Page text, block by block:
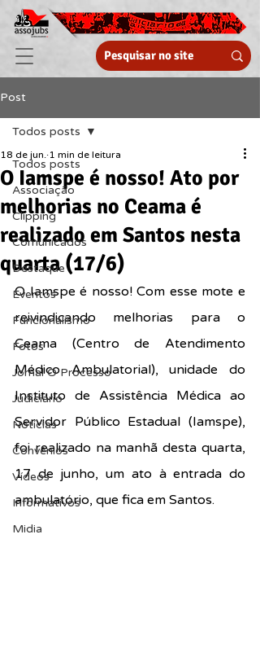
Post
Todos posts
Associação
Clipping
Comunicados
Destaque
Eventos
Funcionalismo
Fotos
Jornal O Processo
Judiciário
Notícias
Convênios
Vídeos
Informativos
Midia
Todos posts
O Iamspe é nosso! Ato por
melhorias no Ceama é
realizado em Santos nesta
quarta (17/6)
18 de jun. 1 min de leitura
O Iamspe é nosso! Com esse mote e
reivindicando melhorias para o
Ceama (Centro de Atendimento
Médico Ambulatorial), unidade do
Instituto de Assistência Médica ao
Servidor Público Estadual (Iamspe),
foi realizado na manhã desta quarta,
17 de junho, um ato à entrada do
ambulatório, que fica em Santos.